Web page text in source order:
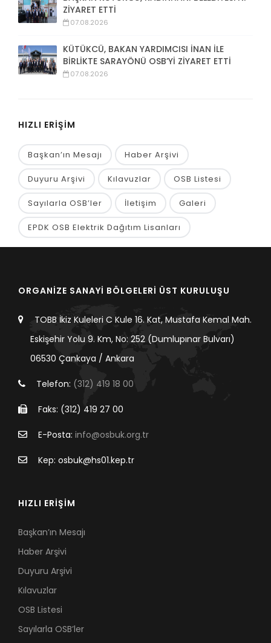
ZİYARET ETTİ
07.08.2026
KÜTÜKCÜ, BAKAN YARDIMCISI İNAN İLE
BİRLİKTE SARAYÖNÜ OSB’Yİ ZİYARET ETTİ
07.08.2026
HIZLI ERİŞİM
Başkan’ın Mesajı Haber Arşivi
Duyuru Arşivi Kılavuzlar OSB Listesi
Sayılarla OSB’ler İletişim Galeri
EPDK OSB Elektrik Dağıtım Lisanları
ORGANİZE SANAYİ BÖLGELERİ ÜST KURULUŞU
TOBB İkiz Kuleleri C Kule 16. Kat, Mustafa Kemal Mah.
Eskişehir Yolu 9. Km, No: 252 (Dumlupınar Bulvarı)
06530 Çankaya / Ankara
Telefon: (312) 419 18 00
Faks: (312) 419 27 00
E-Posta: info@osbuk.org.tr
Kep: osbuk@hs01.kep.tr
HIZLI ERİŞİM
Başkan’ın Mesajı
Haber Arşivi
Duyuru Arşivi
Kılavuzlar
OSB Listesi
Sayılarla OSB’ler